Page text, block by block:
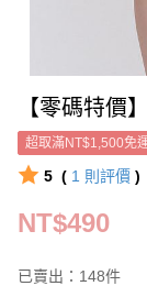
【零碼特價
超取滿NT$1,500免
5 ( 1 則評價 )
NT$490
已賣出：148件